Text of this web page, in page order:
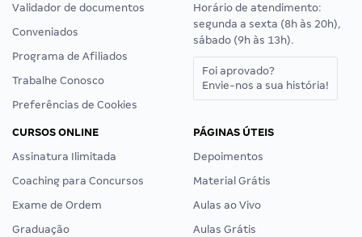
Validador de documentos
Conveniados
Programa de Afiliados
Trabalhe Conosco
Preferências de Cookies
Horário de atendimento:
segunda a sexta (8h às 20h),
sábado (9h às 13h).
Foi aprovado?
Envie-nos a sua história!
CURSOS ONLINE
Assinatura Ilimitada
Coaching para Concursos
Exame de Ordem
Graduação
PÁGINAS ÚTEIS
Depoimentos
Material Grátis
Aulas ao Vivo
Aulas Grátis